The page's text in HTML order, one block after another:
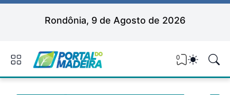
Rondônia, 9 de Agosto de 2026
0